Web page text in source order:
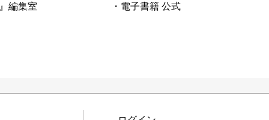
編集室 ・電子書籍 公式